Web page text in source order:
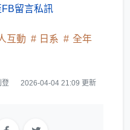
留言私訊
互動 日系
全年
登 2026-04-04 21:09 更新